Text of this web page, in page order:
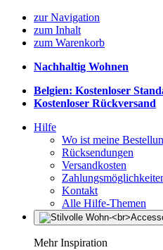
zur Navigation
zum Inhalt
zum Warenkorb
Nachhaltig Wohnen
Belgien: Kostenloser
Kostenloser Rückversand
Hilfe
Wo ist meine
Rücksendungen
Versandkosten
Kontakt
Alle Hilfe-Themen
Mehr Inspiration